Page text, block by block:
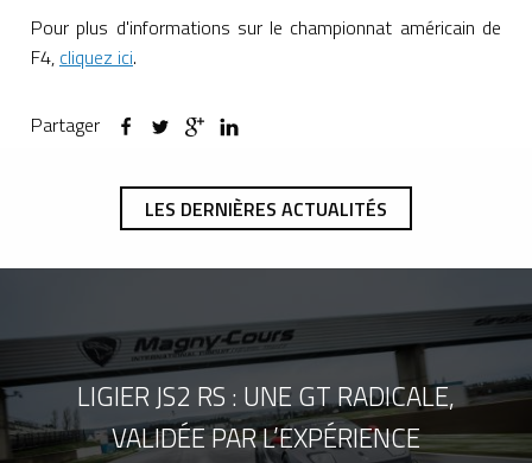
Pour plus d'informations sur le championnat américain de
F4, cliquez ici.
Partager
LES DERNIÈRES ACTUALITÉS
LIGIER JS2 RS : UNE GT RADICALE,
VALIDÉE PAR L’EXPÉRIENCE